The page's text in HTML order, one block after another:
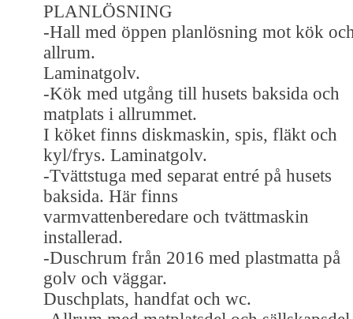
PLANLÖSNING
-Hall med öppen planlösning mot kök
allrum.
Laminatgolv.
-Kök med utgång till husets baksida och
matplats i allrummet.
I köket finns diskmaskin, spis, fläkt och
kyl/frys. Laminatgolv.
-Tvättstuga med separat entré på husets
baksida. Här finns
varmvattenberedare och tvättmaskin
installerad.
-Duschrum från 2016 med plastmatta på
golv och väggar.
Duschplats, handfat och wc.